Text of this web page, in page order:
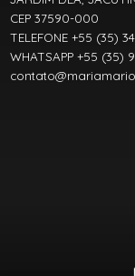
CEP 37590-000
TELEFONE +55 (35)
WHATSAPP +55 (35)